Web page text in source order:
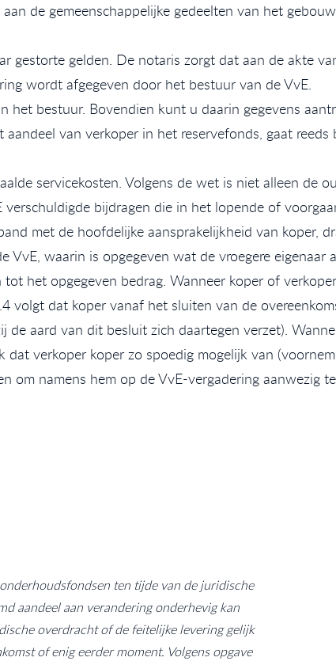
de gemeenschappelijke gedeelten van het
gestorte gelden. De notaris zorgt dat aan de akte
wordt afgegeven door het bestuur van de VvE.
bestuur. Bovendien kunt u daarin gegevens
van verkoper in het reservefonds, gaat
servicekosten. Volgens de wet is niet alleen de
bijdragen die in het lopende of
met de hoofdelijke aansprakelijkheid van koper,
waarin is opgegeven wat de vroegere eigenaar
het opgegeven bedrag. Wanneer koper of
volgt dat koper vanaf het sluiten van de
aard van dit besluit zich daartegen verzet).
verkoper koper zo spoedig mogelijk van
namens hem op de VvE-vergadering aanwezig
ten tijde van de juridische
aandeel aan verandering onderhevig kan
overdracht of de feitelijke levering gelijk
of enig eerder moment. Volgens opgave